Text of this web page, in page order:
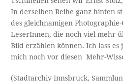
In derselben Reihe ganz hinten
des gleichnamigen
LeserInnen, die noch viel mehr
Bild erzählen können. Ich lass
mich noch vor diesen Mehr-
(Stadtarchiv Innsbruck,